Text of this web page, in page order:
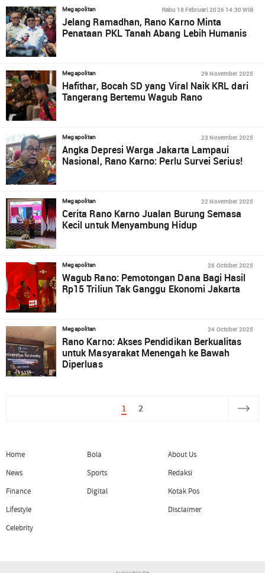
Megapolitan Rabu 18 Februari 2026 14:30 WIB
Jelang Ramadhan, Rano Karno Minta
Penataan PKL Tanah Abang Lebih Humanis
Megapolitan 29 November 2025
Hafithar, Bocah SD yang Viral Naik KRL dari
Tangerang Bertemu Wagub Rano
Megapolitan 23 November 2025
Angka Depresi Warga Jakarta Lampaui
Nasional, Rano Karno: Perlu Survei Serius!
Megapolitan 22 November 2025
Cerita Rano Karno Jualan Burung Semasa
Kecil untuk Menyambung Hidup
Megapolitan 26 October 2025
Wagub Rano: Pemotongan Dana Bagi Hasil
Rp15 Triliun Tak Ganggu Ekonomi Jakarta
Megapolitan 24 October 2025
Rano Karno: Akses Pendidikan Berkualitas
untuk Masyarakat Menengah ke Bawah
Diperluas
1 2
Home
News
Finance
Lifestyle
Celebrity
Bola
Sports
Digital
About Us
Redaksi
Kotak Pos
Disclaimer